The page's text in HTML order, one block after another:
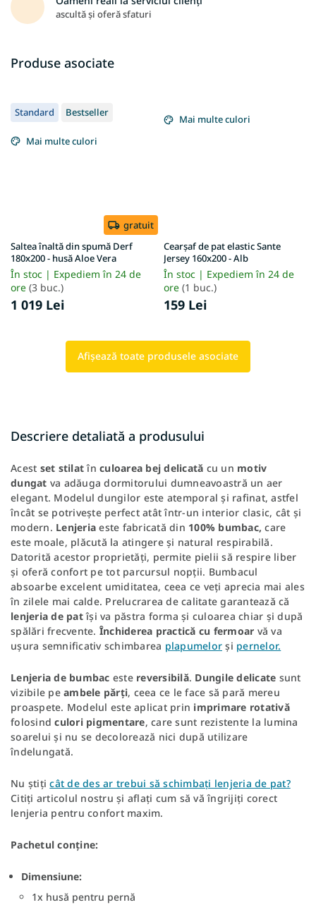
ascultă și oferă sfaturi
Produse asociate
Standard Bestseller
Mai multe culori
gratuit
Saltea înaltă din spumă Derf
180x200 - husă Aloe Vera
În stoc | Expediem în 24 de
ore (3 buc.)
1 019 Lei
Mai multe culori
Cearșaf de pat elastic Sante
Jersey 160x200 - Alb
În stoc | Expediem în 24 de
ore (1 buc.)
159 Lei
Afişează toate produsele asociate
Descriere detaliată a produsului
Acest set stilatîn culoarea bej delicată cu un motiv
dungat va adăuga dormitorului dumneavoastră un aer
elegant. Modelul dungilor este atemporal și rafinat, astfel
încât se potrivește perfect atât într-un interior clasic, cât și
modern. Lenjeria este fabricată din 100% bumbac, care
este moale, plăcută la atingere și natural respirabilă.
Datorită acestor proprietăți, permite pielii să respire liber
și oferă confort pe tot parcursul nopții. Bumbacul
absoarbe excelent umiditatea, ceea ce veți aprecia mai ales
în zilele mai calde. Prelucrarea de calitate garantează că
lenjeria de patîși va păstra forma și culoarea chiar și după
spălări frecvente. Închiderea practică cu fermoar vă va
ușura semnificativ schimbarea plapumelor și pernelor.
Lenjeria de bumbac este reversibilă. Dungile delicate sunt
vizibile pe ambele părți, ceea ce le face să pară mereu
proaspete. Modelul este aplicat prin imprimare rotativă
folosindculori pigmentare, care sunt rezistente la lumina
soarelui și nu se decolorează nici după utilizare
îndelungată.
Nu știțicât de des ar trebui să schimbați lenjeria de pat?
Citiți articolul nostru și aflați cum să vă îngrijiți corect
lenjeria pentru confort maxim.
Pachetul conține:
Dimensiune:
1x husă pentru pernă